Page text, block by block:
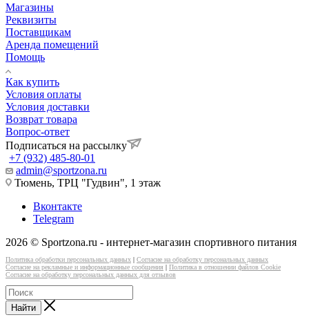
Магазины
Реквизиты
Поставщикам
Аренда помещений
Помощь
Как купить
Условия оплаты
Условия доставки
Возврат товара
Вопрос-ответ
Подписаться на рассылку
+7 (932) 485-80-01
admin@sportzona.ru
Тюмень, ТРЦ "Гудвин", 1 этаж
Вконтакте
Telegram
2026 © Sportzona.ru - интернет-магазин спортивного питания
Политика обработки персональных данных | Согласие на обработку персональных данных
Согласие на рекламные и информационные сообщения | Политика в отношении файлов Cookie
Согласие на обработку персональных данных для отзывов
Найти